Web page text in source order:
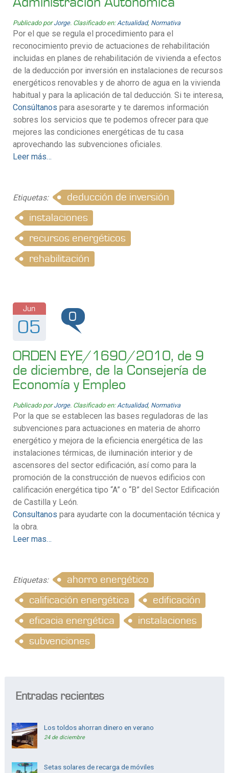
Publicado porJorge. Clasificado en: Actualidad, Normativa
Por el que se regula el procedimiento para el
reconocimiento previo de actuaciones de rehabilitación
incluidas en planes de rehabilitación de vivienda a efectos
de la deducción por inversión en instalaciones de recursos
energéticos renovables y de ahorro de agua en la vivienda
habitual y para la aplicación de tal deducción. Si te interesa,
Consúltanos para asesorarte y te daremos información
sobres los servicios que te podemos ofrecer para que
mejores las condiciones energéticas de tu casa
aprovechando las subvenciones oficiales.
Leer más…
Etiquetas:
deducción de inversión
instalaciones
recursos energéticos
rehabilitación
Jun
05
0
ORDEN EYE/1690/2010, de 9
de diciembre, de la Consejería de
Economía y Empleo
Publicado porJorge. Clasificado en: Actualidad, Normativa
Por la que se establecen las bases reguladoras de las
subvenciones para actuaciones en materia de ahorro
energético y mejora de la eficiencia energética de las
instalaciones térmicas, de iluminación interior y de
ascensores del sector edificación, así como para la
promoción de la construcción de nuevos edificios con
calificación energética tipo “A” o “B” del Sector Edificación
de Castilla y León.
Consultanos para ayudarte con la documentación técnica y
la obra.
Leer mas…
Etiquetas:
ahorro energético
calificación energética
edificación
eficacia energética
instalaciones
subvenciones
Entradas recientes
Los toldos ahorran dinero en verano
24 de diciembre
Setas solares de recarga de móviles